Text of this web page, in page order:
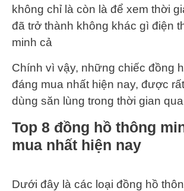
không chỉ là còn là để xem thời
đã trở thành không khác gì điện
minh cả
Chính vì vậy, những chiếc đồng
đáng mua nhất hiện nay, được
dùng săn lùng trong thời gian qua
Top 8 đồng hồ thông
mua nhất hiện nay
Dưới đây là các loại đồng hồ